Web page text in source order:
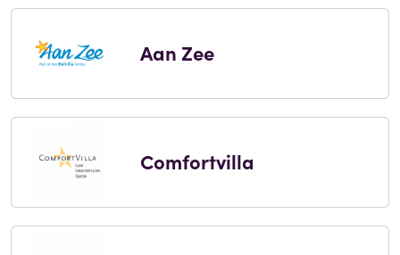
Aan Zee
Comfortvilla